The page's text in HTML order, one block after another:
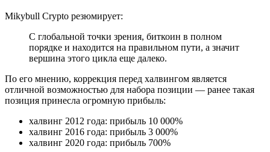
Mikybull Crypto резюмирует:
С глобальной точки зрения, биткоин в полном
порядке и находится на правильном пути, а значит
вершина этого цикла еще далеко.
По его мнению, коррекция перед халвингом является
отличной возможностью для набора позиции — ранее такая
позиция принесла огромную прибыль:
халвинг 2012 года: прибыль 10 000%
халвинг 2016 года: прибыль 3 000%
халвинг 2020 года: прибыль 700%